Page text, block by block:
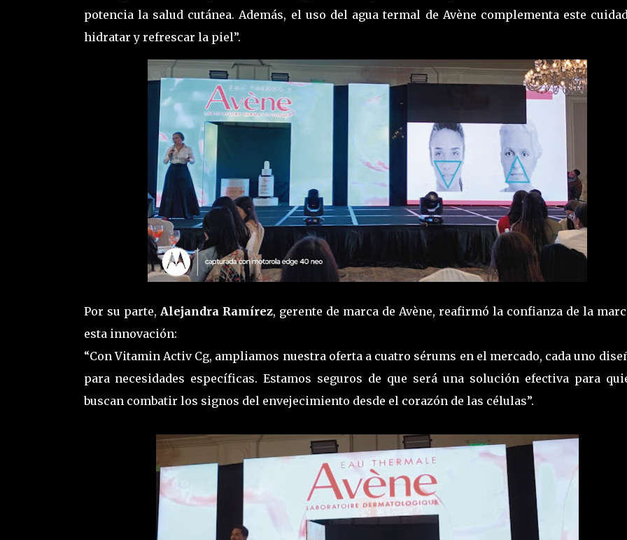
potencia la salud cutánea. Además, el uso del agua termal de Avène complementa este
hidratar y refrescar la piel”.
Por su parte, Alejandra Ramírez, gerente de marca de Avène, reafirmó la confianza de la
esta innovación:
“Con Vitamin Activ Cg, ampliamos nuestra oferta a cuatro sérums en el mercado, cada uno
para necesidades específicas. Estamos seguros de que será una solución efectiva para
buscan combatir los signos del envejecimiento desde el corazón de las células”.